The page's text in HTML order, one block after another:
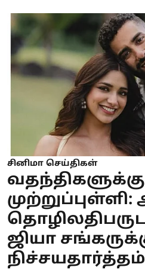
சினிமா செய்திகள்
வதந்திகளுக்கு
ஜியா